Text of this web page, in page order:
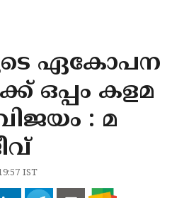
ഏകോപന
ഒപ്പം കളമ
: മ
IST